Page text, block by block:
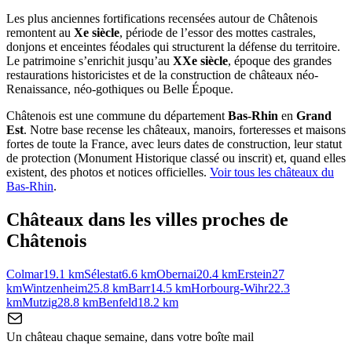
Les plus anciennes fortifications recensées autour de Châtenois
remontent au Xe siècle, période de l’essor des mottes castrales,
donjons et enceintes féodales qui structurent la défense du territoire.
Le patrimoine s’enrichit jusqu’au XXe siècle, époque des grandes
restaurations historicistes et de la construction de châteaux néo-
Renaissance, néo-gothiques ou Belle Époque.
Châtenois est une commune du départementBas-Rhin en Grand
Est. Notre base recense les châteaux, manoirs, forteresses et maisons
fortes de toute la France, avec leurs dates de construction, leur statut
de protection (Monument Historique classé ou inscrit) et, quand elles
existent, des photos et notices officielles. Voir tous les châteaux du
Bas-Rhin.
Châteaux dans les villes proches de
Châtenois
Colmar19.1 kmSélestat6.6 kmObernai20.4 kmErstein27
kmWintzenheim25.8 kmBarr14.5 kmHorbourg-Wihr22.3
kmMutzig28.8 kmBenfeld18.2 km
Un château chaque semaine, dans votre boîte mail